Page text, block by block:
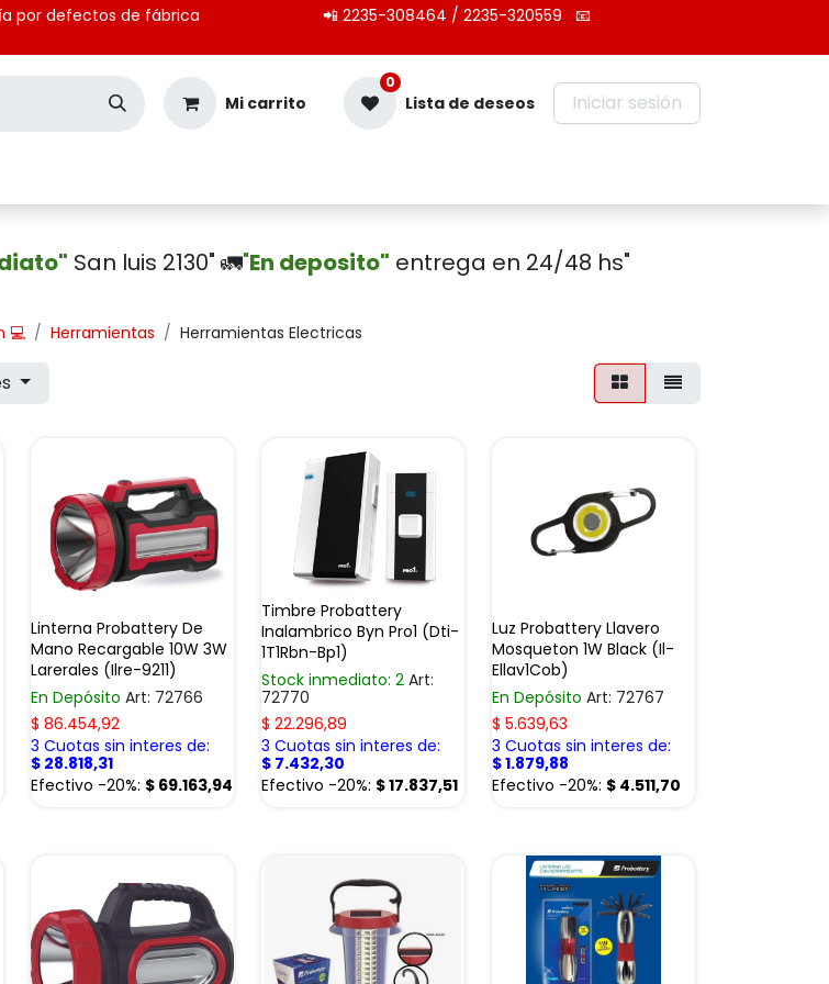
Garantía por defectos de fábrica 📲 2235-308464 / 2235-320559 📧
Mi carrito
0
Lista de deseos Iniciar sesión
San luis 2130" 🚛"En deposito" entrega en 24/48 hs"
💻 Herramientas Herramientas Electricas
Linterna Probattery De
Mano Recargable 10W 3W
Larerales (Ilre-9211)
En Depósito Art: 72766
$ 86.454,92
3 Cuotas sin interes de:
$ 28.818,31
Efectivo -20%: $ 69.163,94
Timbre Probattery
Inalambrico Byn Pro1 (Dti-
1T1Rbn-Bp1)
Stock inmediato: 2 Art:
72770
$ 22.296,89
3 Cuotas sin interes de:
$ 7.432,30
Efectivo -20%: $17.837,51
Luz Probattery Llavero
Mosqueton 1W Black (Il-
Ellav1Cob)
En Depósito Art: 72767
$ 5.639,63
3 Cuotas sin interes de:
$1.879,88
Efectivo -20%: $ 4.511,70